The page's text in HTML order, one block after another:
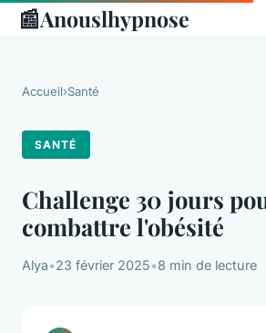
📰Anouslhypnose
Accueil›Santé
SANTÉ
Challenge 30 jours
combattre l'obésité
Alya•23 février 2025•8 min de lecture